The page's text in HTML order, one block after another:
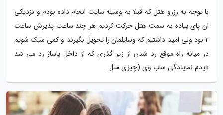
با توجه به رزرو هتل که قبلا به وسیله سایت انجام داده بودم و نزدیکی
ان پای پیاده به سمت هتل حرکت کردیم هر چند ساعت پذیرش ساعت
2 بود ولی امید داشتیم که وسایلمان را تحویل بگیرند و کمی سبک شویم
در میانه راه موقع رد شدن از زیر گذری که از داخل پاساژ رد می شد
دیدم نمایندگی ساب وی (چیزی مثل...